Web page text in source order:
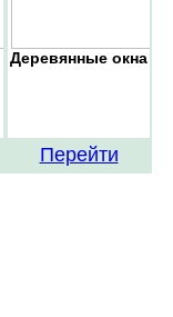
Деревянные окна
Перейти